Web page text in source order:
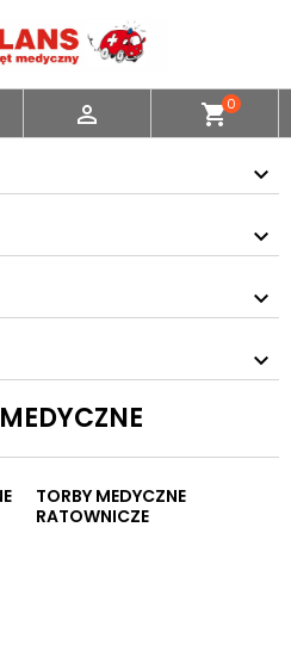
 shopping_cart0
TORBY MEDYCZNE
RATOWNICZE